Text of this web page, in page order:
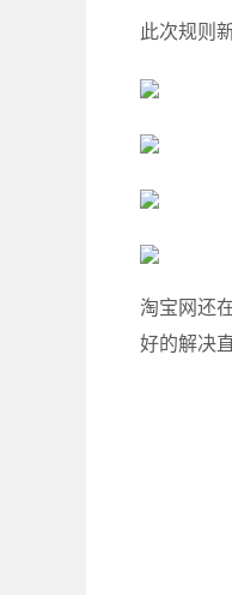
此次规则
淘宝网还
好的解决